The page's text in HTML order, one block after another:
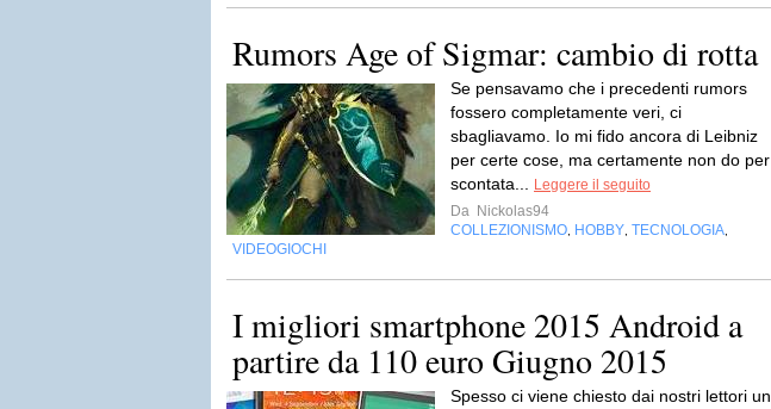
Rumors Age of Sigmar: cambio di rotta
Se pensavamo che i precedenti rumors
fossero completamente veri, ci
sbagliavamo. Io mi fido ancora di Leibniz
per certe cose, ma certamente non do per
scontata...
Leggere il seguito
Da Nickolas94
COLLEZIONISMO HOBBY TECNOLOGIA
VIDEOGIOCHI
I migliori smartphone 2015 Android a
partire da 110 euro Giugno 2015
Spesso ci viene chiesto dai nostri lettori un